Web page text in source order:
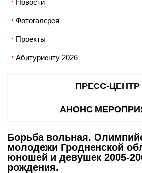
Новости
Фотогалерея
Проекты
Абитуриенту 2026
ПРЕСС-ЦЕНТР
АНОНС
Борьба вольная.
молодежи Гродненской
юношей и девушек 2005-
рождения.